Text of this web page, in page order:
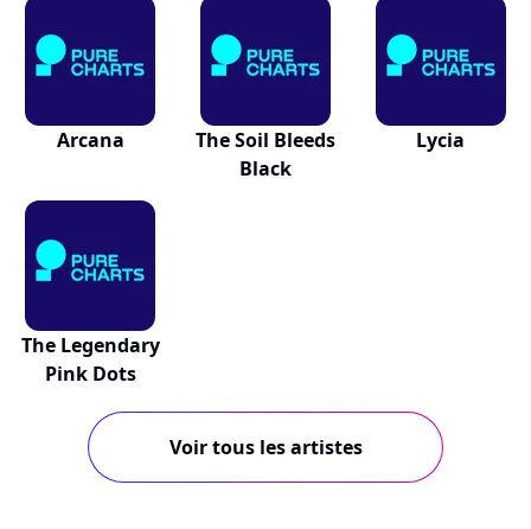
Arcana
The Soil Bleeds
Black
Lycia
The Legendary
Pink Dots
Voir tous les artistes